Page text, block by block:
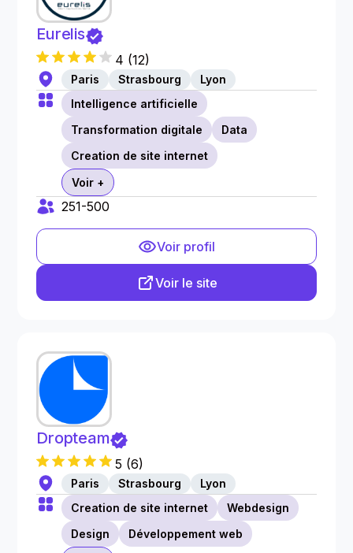
Eurelis
4 (12)
Paris Strasbourg
Lyon
Intelligence artificielle
Transformation digitale
Data
Creation de site internet
Voir +
251-500
Voir profil
Voir le site
Dropteam
5 (6)
Paris Strasbourg
Lyon
Creation de site internet
Webdesign
Design
Développement web